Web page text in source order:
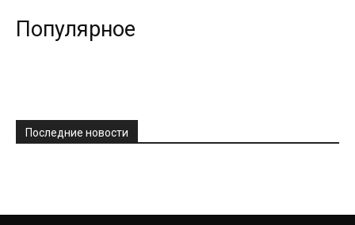
Популярное
Последние новости